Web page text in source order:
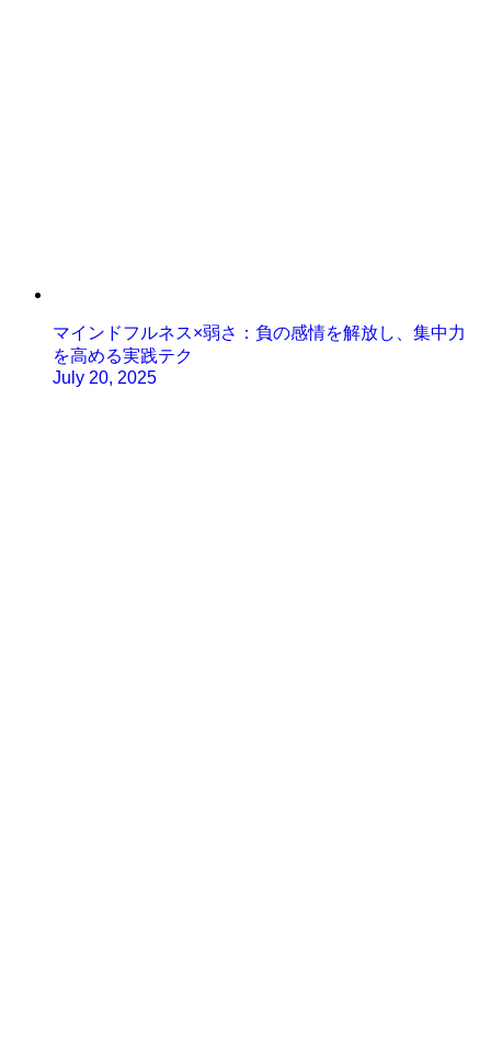
マインドフルネス×弱さ：負の感情を解放し、集中力
を高める実践テク
July 20, 2025